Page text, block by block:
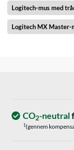
Logitech-mus med
Logitech MX Master-
CO2-neutral
1(gennem